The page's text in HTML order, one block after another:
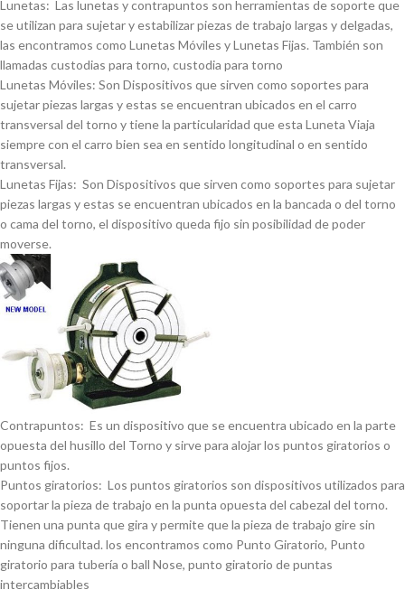
Lunetas: Las lunetas y contrapuntos son herramientas de soporte que
se utilizan para sujetar y estabilizar piezas de trabajo largas y delgadas,
las encontramos como Lunetas Móviles y Lunetas Fijas. También son
llamadas custodias para torno, custodia para torno
Lunetas Móviles: Son Dispositivos que sirven como soportes para
sujetar piezas largas y estas se encuentran ubicados en el carro
transversal del torno y tiene la particularidad que esta Luneta Viaja
siempre con el carro bien sea en sentido longitudinal o en sentido
transversal.
Lunetas Fijas: Son Dispositivos que sirven como soportes para sujetar
piezas largas y estas se encuentran ubicados en la bancada o del torno
o cama del torno, el dispositivo queda fijo sin posibilidad de poder
moverse.
Contrapuntos: Es un dispositivo que se encuentra ubicado en la parte
opuesta del husillo del Torno y sirve para alojar los puntos giratorios o
puntos fijos.
Puntos giratorios: Los puntos giratorios son dispositivos utilizados para
soportar la pieza de trabajo en la punta opuesta del cabezal del torno.
Tienen una punta que gira y permite que la pieza de trabajo gire sin
ninguna dificultad. los encontramos como Punto Giratorio, Punto
giratorio para tuberí­a o ball Nose, punto giratorio de puntas
intercambiables